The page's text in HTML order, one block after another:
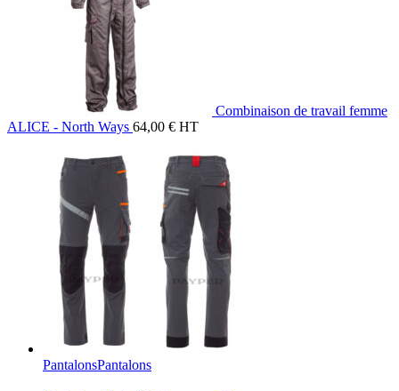
Combinaison de travail femme
ALICE - North Ways 64,00 € HT
PantalonsPantalons